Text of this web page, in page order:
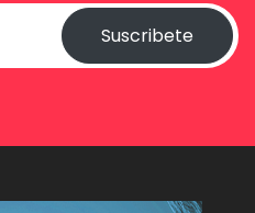
Suscribete